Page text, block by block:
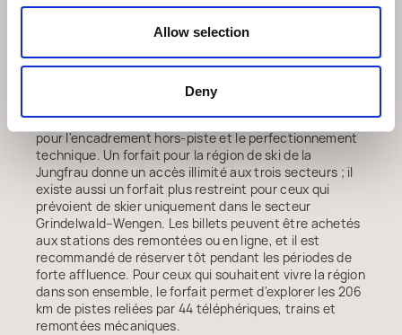
Allow selection
Deny
La saison de ski s'étend généralement de mi-décembre
à début avril, la période la plus fréquentée étant janvier
et février. Les premières remontées ouvrent vers 8 h 30
et fonctionnent jusqu'en fin d'après-midi. Des cours
pour tous les âges sont proposés par l'école de ski de
Wengen, et des moniteurs privés peuvent être réservés
pour l'encadrement hors-piste et le perfectionnement
technique. Un forfait pour la région de ski de la
Jungfrau donne un accès illimité aux trois secteurs ; il
existe aussi un forfait plus restreint pour ceux qui
prévoient de skier uniquement dans le secteur
Grindelwald–Wengen. Les billets peuvent être achetés
aux stations des remontées ou en ligne, et il est
recommandé de réserver tôt pendant les périodes de
forte affluence. Pour ceux qui souhaitent vivre la région
dans son ensemble, le forfait permet d'explorer les 206
km de pistes reliées par 44 téléphériques, trains et
remontées mécaniques.